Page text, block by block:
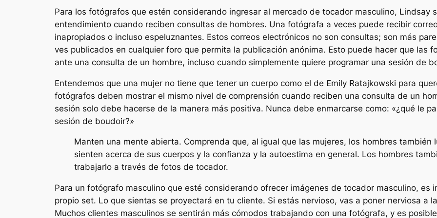
Para los fotógrafos que estén considerando ingresar al mercado de tocador masculino, Lindsay
entendimiento cuando reciben consultas de hombres. Una fotógrafa a veces puede recibir
inapropiados o incluso espeluznantes. Estos correos electrónicos no son consultas; son más
ves publicados en cualquier foro que permita la publicación anónima. Esto puede hacer que las
ante una consulta de un hombre, incluso cuando simplemente quiere programar una sesión de
Entendemos que una mujer no tiene que tener un cuerpo como el de Emily Ratajkowski para
fotógrafos deben mostrar el mismo nivel de comprensión cuando reciben una consulta de un
sesión solo debe hacerse de la manera más positiva. Nunca debe enmarcarse como: «¿qué le
sesión de boudoir?»
Manten una mente abierta. Comprenda que, al igual que las mujeres, los hombres también
sienten acerca de sus cuerpos y la confianza y la autoestima en general. Los hombres
trabajarlo a través de fotos de tocador.
Para un fotógrafo masculino que esté considerando ofrecer imágenes de tocador masculino, es
propio set. Lo que sientas se proyectará en tu cliente. Si estás nervioso, vas a poner nerviosa a
Muchos clientes masculinos se sentirán más cómodos trabajando con una fotógrafa, y es